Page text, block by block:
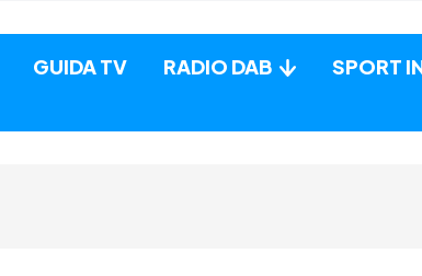
GUIDA TV RADIO DAB SPORT